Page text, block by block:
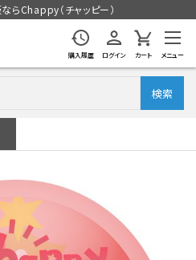
らChappy（チャッピー）
購入履歴 ログイン カート メニュー
検索
チェック